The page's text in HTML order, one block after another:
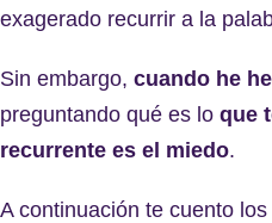
exagerado recurrir a la
Sin embargo, cuando he
preguntando qué es lo que
recurrente es el miedo.
A continuación te cuento los